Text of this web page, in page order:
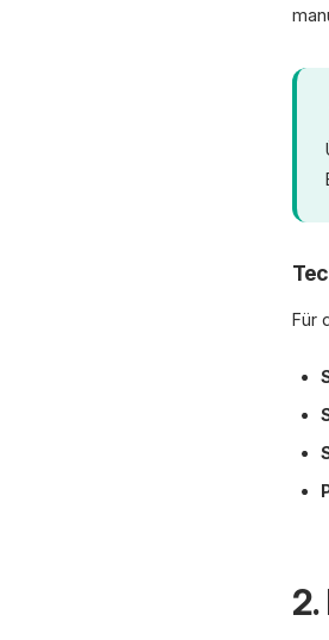
Für